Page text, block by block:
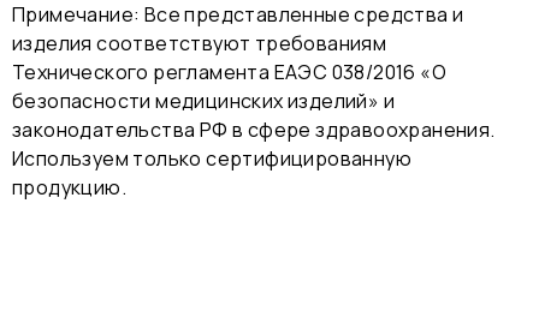
Примечание: Все представленные средства и
изделия соответствуют требованиям
Технического регламента ЕАЭС 038/2016 «О
безопасности медицинских изделий» и
законодательства РФ в сфере здравоохранения.
Используем только сертифицированную
продукцию.